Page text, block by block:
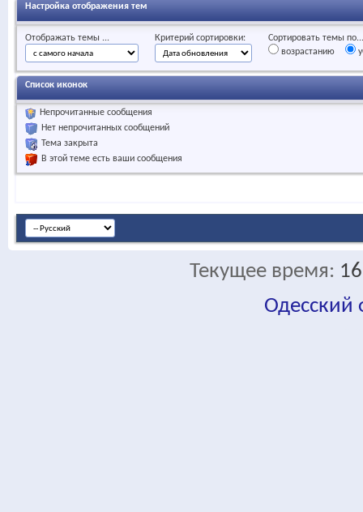
Настройка отображения тем
Отображать темы ... Критерий сортировки:
Сортировать темы по...
возрастанию
Список иконок
Непрочитанные сообщения
Нет непрочитанных сообщений
Тема закрыта
В этой теме есть ваши сообщения
Текущее время:
Одесский